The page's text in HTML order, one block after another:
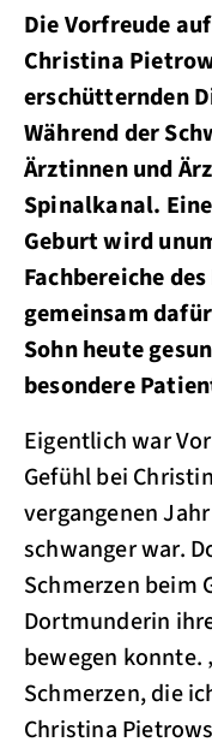
Die Vorfreude
Christina
erschütternden
Während der
Ärztinnen und
Spinalkanal.
Geburt wird
Fachbereiche
gemeinsam
Sohn heute
besondere
Eigentlich war
Gefühl bei
vergangenen
schwanger war.
Schmerzen beim
Dortmunderin
bewegen konnte.
Schmerzen, die
Christina